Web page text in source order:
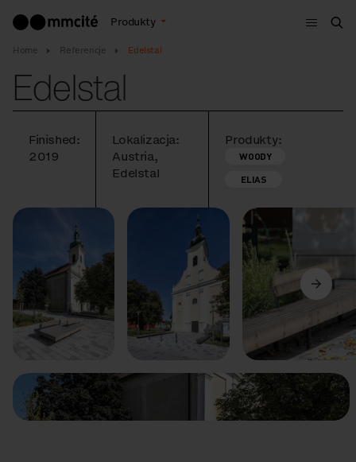
Produkty
Menu
Home Referencje Edelstal
Edelstal
Finished:
2019
Lokalizacja:
Austria,
Edelstal
Produkty:
WOODY
ELIAS
Poprzedni